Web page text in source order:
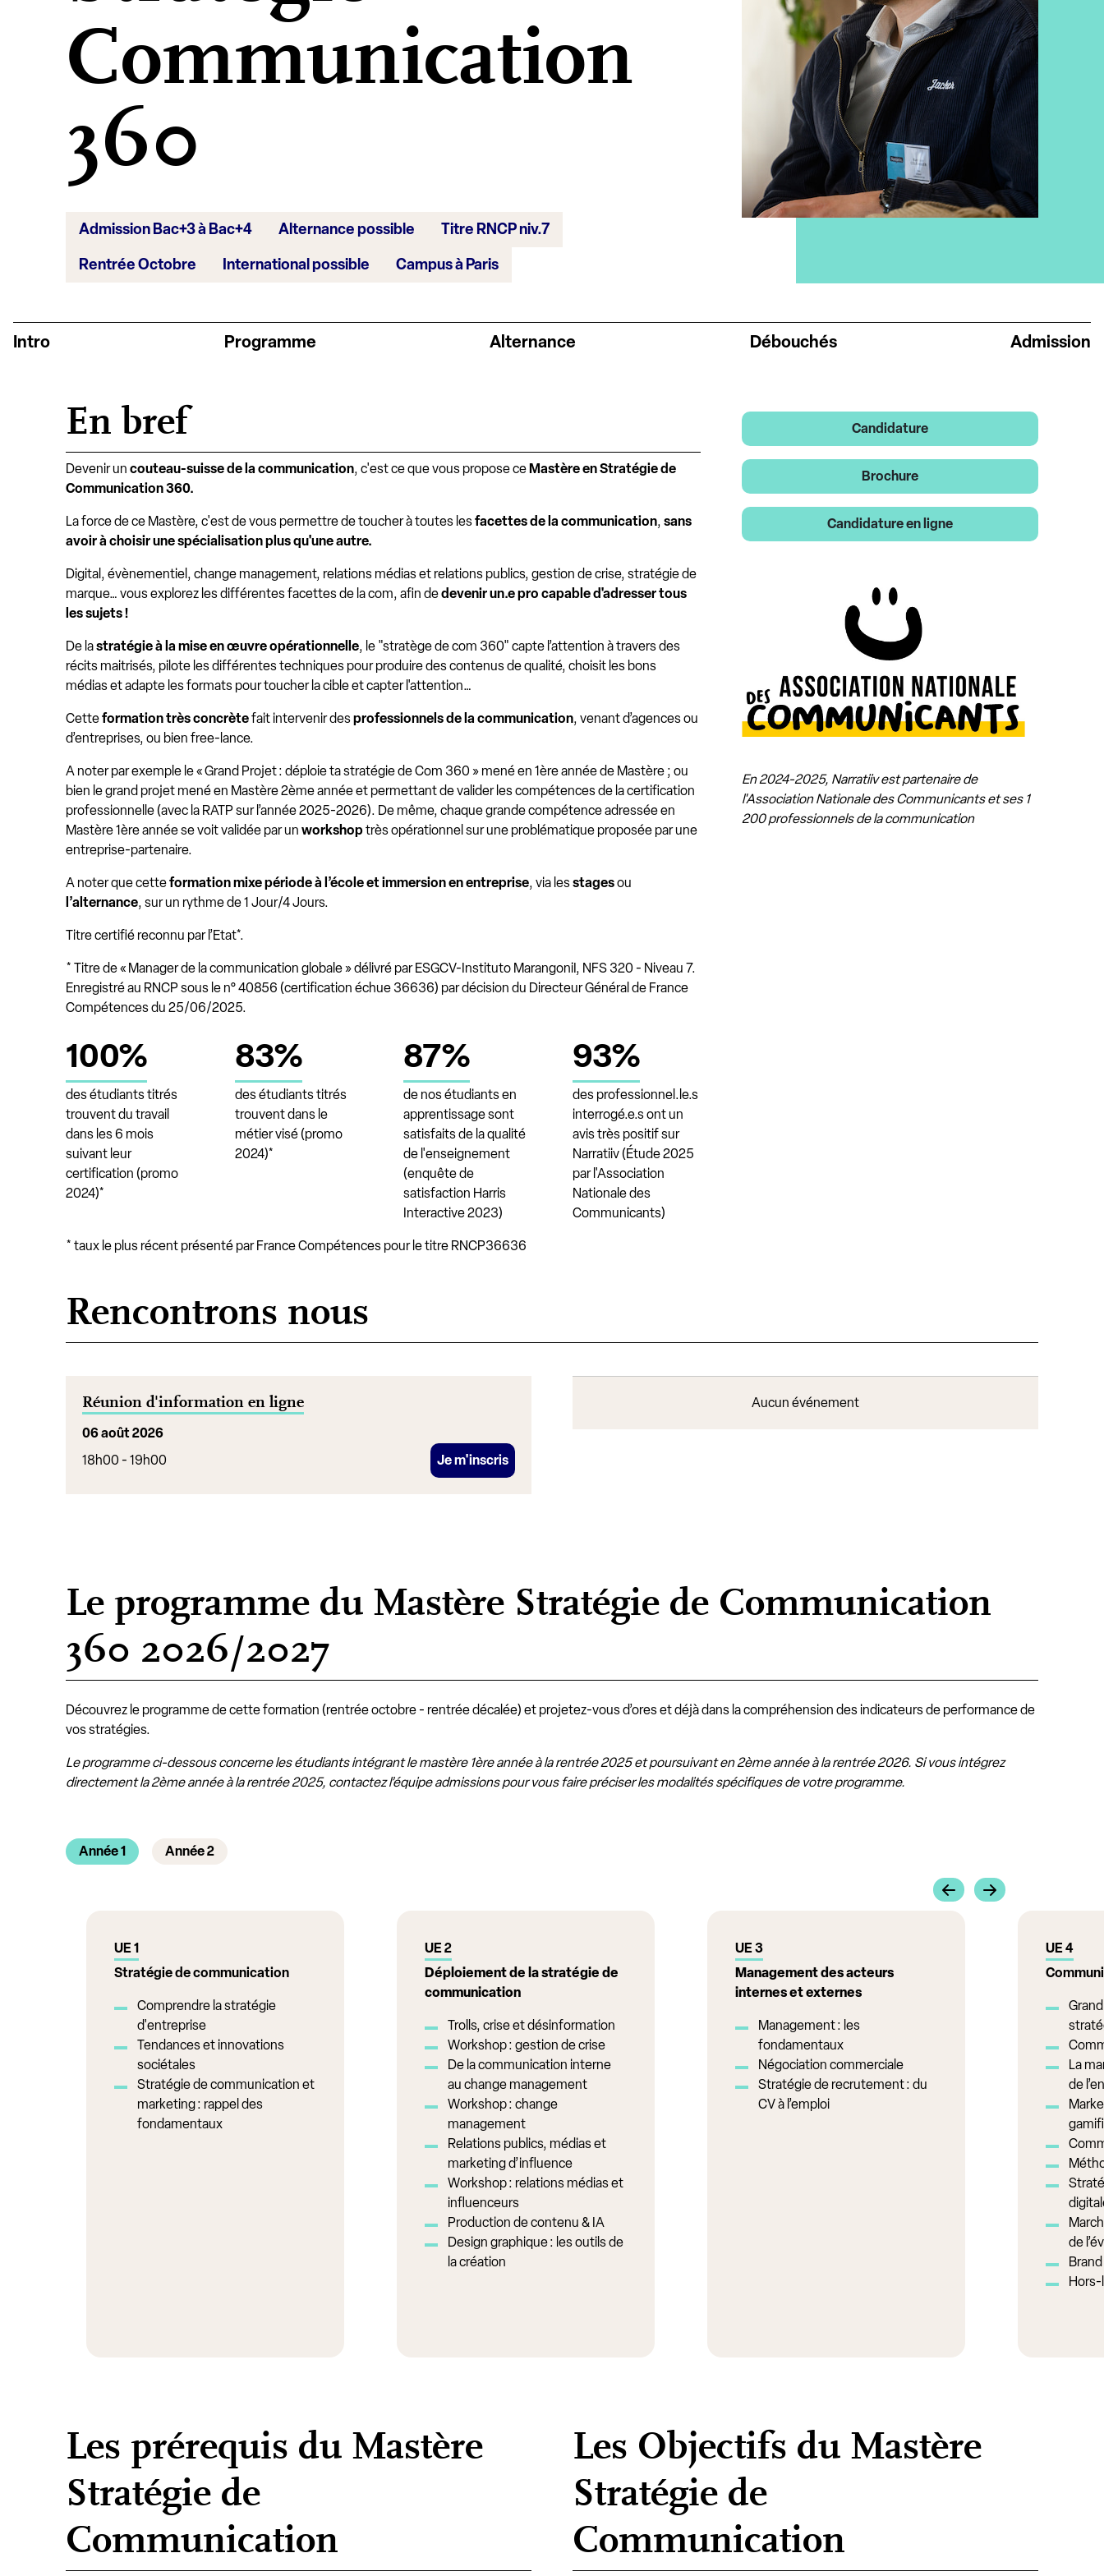
Communication
360
Admission Bac+3 à Bac+4 Alternance possible
Titre RNCP niv.7
Rentrée Octobre
International possible Campus à Paris
Intro Programme Alternance Débouchés Admission
En bref
Devenir un couteau-suisse de la communication, c'est ce que vous propose ceMastère en Stratégie de
Communication 360.
La force de ce Mastère, c'est de vous permettre de toucher à toutes lesfacettes de la communication, sans
avoir à choisir une spécialisation plus qu'une autre.
Digital, évènementiel, change management, relations médias et relations publics, gestion de crise, stratégie de
marque… vous explorez les différentes facettes de la com, afin dedevenir un.e pro capable d'adresser tous
les sujets !
De lastratégie à la mise en œuvre opérationnelle, le "stratège de com 360" capte l’attention à travers des
récits maitrisés, pilote les différentes techniques pour produire des contenus de qualité, choisit les bons
médias et adapte les formats pour toucher la cible et capter l'attention…
Cetteformation très concrètefait intervenir desprofessionnels de la communication, venant d’agences ou
d’entreprises, ou bien free-lance.
A noter par exemple le « Grand Projet : déploie ta stratégie de Com 360 » mené en 1ère année de Mastère ; ou
bien le grand projet mené en Mastère 2ème année et permettant de valider les compétences de la certification
professionnelle (avec la RATP sur l’année 2025-2026). De même, chaque grande compétence adressée en
Mastère 1ère année se voit validée par un workshoptrès opérationnel sur une problématique proposée par une
entreprise-partenaire.
A noter que cetteformation mixe période à l’école et immersion en entreprise, via lesstagesou
l’alternance, sur un rythme de 1 Jour/4 Jours.
Titre certifié reconnu par l’Etat*.
* Titre de « Manager de la communication globale » délivré par ESGCV-Instituto MarangoniI, NFS 320 - Niveau 7.
Enregistré au RNCP sous le n° 40856 (certification échue 36636) par décision du Directeur Général de France
Compétences du 25/06/2025.
100%
des étudiants titrés
trouvent du travail
dans les 6 mois
suivant leur
certification (promo
2024)*
83%
des étudiants titrés
trouvent dans le
métier visé (promo
2024)*
87%
de nos étudiants en
apprentissage sont
satisfaits de la qualité
de l'enseignement
(enquête de
satisfaction Harris
Interactive 2023)
93%
des professionnel.le.s
interrogé.e.s ont un
avis très positif sur
Narratiiv (Étude 2025
par l'Association
Nationale des
Communicants)
* taux le plus récent présenté par France Compétences pour le titre RNCP36636
Candidature
Brochure
Candidature en ligne
En 2024-2025, Narratiiv est partenaire de
l'Association Nationale des Communicants et ses 1
200 professionnels de la communication
Rencontrons nous
Réunion d'information en ligne
06 août 2026
18h00 - 19h00
Je m'inscris
Aucun événement
Le programme du Mastère Stratégie de Communication
360 2026/2027
Découvrez le programme de cette formation (rentrée octobre - rentrée décalée) et projetez-vous d’ores et déjà dans la compréhension des indicateurs de performance de
vos stratégies.
Le programme ci-dessous concerne les étudiants intégrant le mastère 1ère année à la rentrée 2025 et poursuivant en 2ème année à la rentrée 2026. Si vous intégrez
directement la 2ème année à la rentrée 2025, contactez l’équipe admissions pour vous faire préciser les modalités spécifiques de votre programme.
Année 1 Année 2
UE 1
Stratégie de communication
Comprendre la stratégie
d'entreprise
Tendances et innovations
sociétales
Stratégie de communication et
marketing : rappel des
fondamentaux
UE 2
Déploiement de la stratégie de
communication
Trolls, crise et désinformation
Workshop : gestion de crise
De la communication interne
au change management
Workshop : change
management
Relations publics, médias et
marketing d’influence
Workshop : relations médias et
influenceurs
Production de contenu & IA
Design graphique : les outils de
la création
UE 3
Management des acteurs
internes et externes
Management : les
fondamentaux
Négociation commerciale
Stratégie de recrutement : du
CV à l’emploi
UE 4
La
de
de
Les prérequis du Mastère
Stratégie de
Communication
Les Objectifs du Mastère
Stratégie de
Communication